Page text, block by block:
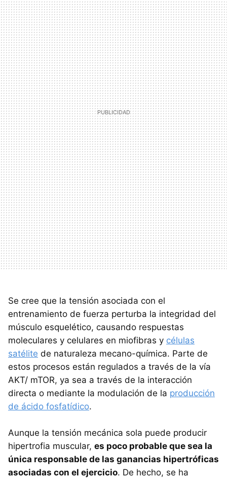
Se cree que la tensión asociada con el
entrenamiento de fuerza perturba la integridad del
músculo esquelético, causando respuestas
moleculares y celulares en miofibras y células
satélite de naturaleza mecano-química. Parte de
estos procesos están regulados a través de la vía
AKT/ mTOR, ya sea a través de la interacción
directa o mediante la modulación de la producción
de ácido fosfatídico.
Aunque la tensión mecánica sola puede producir
hipertrofia muscular, es poco probable que sea la
única responsable de las ganancias hipertróficas
asociadas con el ejercicio. De hecho, se ha